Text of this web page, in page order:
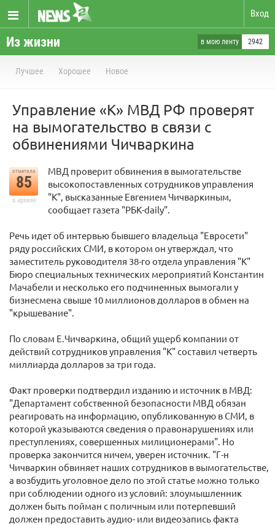
Вход
Из жизни в мою ленту 2942
Лучшее Хорошее Новое
Управление «К» МВД РФ проверят
на вымогательство в связи с
обвинениями Чичваркина
отметили
85
в архиве
МВД проверит обвинения в вымогательстве
высокопоставленных сотрудников управления
"К", высказанные Евгением Чичваркиным,
сообщает газета "РБК-daily".
Речь идет об интервью бывшего владельца "Евросети"
ряду российских СМИ, в котором он утверждал, что
заместитель руководителя 38-го отдела управления "К"
Бюро специальных технических мероприятий Константин
Мачабели и несколько его подчиненных вымогали у
бизнесмена свыше 10 миллионов долларов в обмен на
"крышевание".
По словам Е.Чичваркина, общий ущерб компании от
действий сотрудников управления "К" составил четверть
миллиарда долларов за три года.
Факт проверки подтвердил изданию и источник в МВД:
"Департамент собственной безопасности МВД обязан
реагировать на информацию, опубликованную в СМИ, в
которой указываются сведения о правонарушениях или
преступлениях, совершенных милиционерами". Но
проверка закончится ничем, уверен источник. "Г-н
Чичваркин обвиняет наших сотрудников в вымогательстве,
а возбудить уголовное дело по этой статье можно только
при соблюдении одного из условий: злоумышленник
должен быть пойман с поличным или потерпевший
должен предоставить аудио- или видеозапись факта